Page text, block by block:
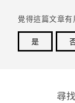
企業採購
登入
覺得這篇文章有
是
尋